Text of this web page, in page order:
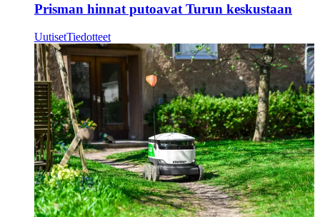
Prisman hinnat putoavat Turun keskustaan
UutisetTiedotteet